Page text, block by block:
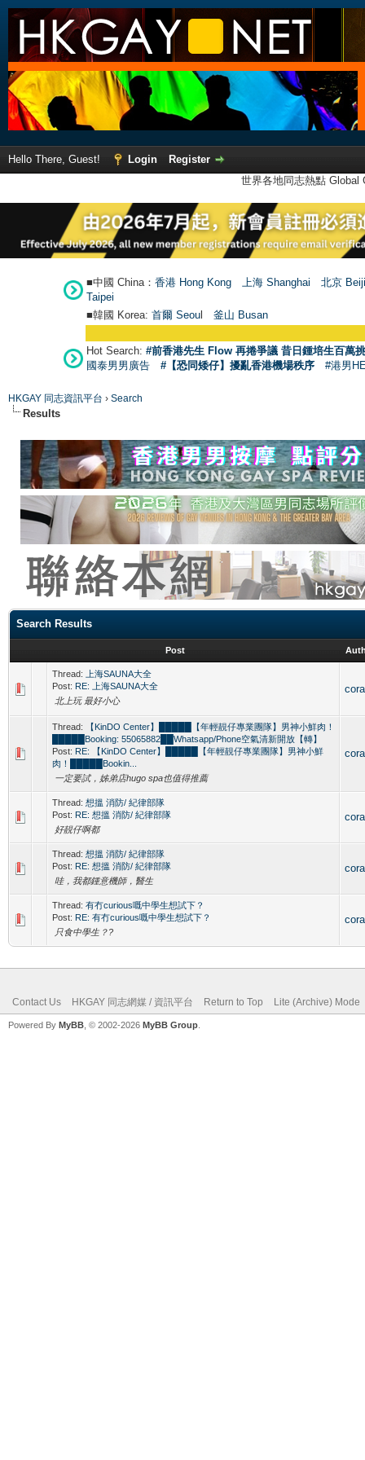
Hello There, Guest! Login
Register
世界各地同志熱點
■中國 China： 香港 Hong Kong 上海 Shanghai
北京
Taipei
■韓國 Korea: 首爾 Seoul 釜山 Busan
Hot Search: #前香港先生 Flow 再捲爭議 昔日鍾培生百萬
國泰男男廣告
#【恐同矮仔】擾亂香港機場秩序 #港男
HKGAY 同志資訊平台 › Search
Results
Search Results
Post
Thread:
上海SAUNA大全
Post: RE: 上海SAUNA大全
北上玩 最好小心
Thread:
【KinDO Center】█████【年輕靚仔專業團隊】男神小鮮肉！
█████Booking: 55065882██Whatsapp/Phone空氣清新開放【轉】
Post: RE: 【KinDO Center】█████【年輕靚仔專業團隊】男神小鮮
肉！█████Bookin...
一定要試，姊弟店hugo spa也值得推薦
Thread: 想搵 消防/ 紀律部隊
Post: RE: 想搵 消防/ 紀律部隊
好靚仔啊都
Thread: 想搵 消防/ 紀律部隊
Post: RE: 想搵 消防/ 紀律部隊
哇，我都鍾意機師，醫生
Thread: 有冇curious嘅中學生想試下？
Post: RE: 有冇curious嘅中學生想試下？
只食中學生？?
Contact Us HKGAY 同志網媒 / 資訊平台 Return to Top Lite (Archive) Mode
Powered By MyBB , © 2002-2026 MyBB Group